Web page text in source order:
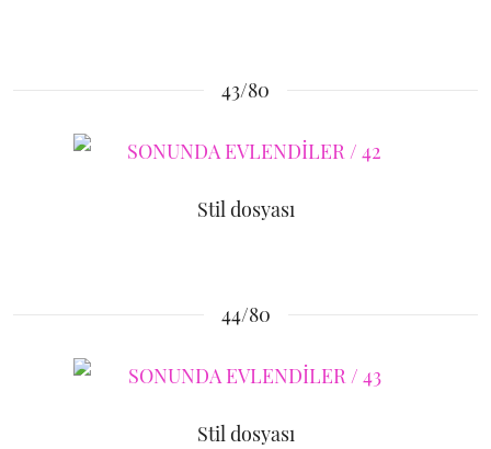
43/80
Stil dosyası
44/80
Stil dosyası